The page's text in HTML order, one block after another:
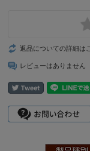
返品についての詳細は
レビューはありません